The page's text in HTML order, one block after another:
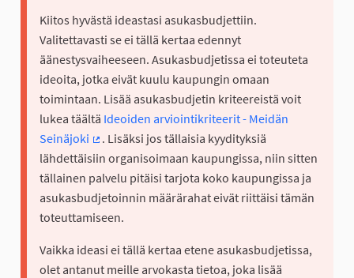
Kiitos hyvästä ideastasi asukasbudjettiin.
Valitettavasti se ei tällä kertaa edennyt
äänestysvaiheeseen. Asukasbudjetissa ei toteuteta
ideoita, jotka eivät kuulu kaupungin omaan
toimintaan. Lisää asukasbudjetin kriteereistä voit
lukea täältä Ideoiden arviointikriteerit - Meidän
Seinäjoki
(Ulkoinen linkki)
. Lisäksi jos tällaisia kyydityksiä
lähdettäisiin organisoimaan kaupungissa, niin sitten
tällainen palvelu pitäisi tarjota koko kaupungissa ja
asukasbudjetoinnin määrärahat eivät riittäisi tämän
toteuttamiseen.
Vaikka ideasi ei tällä kertaa etene asukasbudjetissa,
olet antanut meille arvokasta tietoa, joka lisää